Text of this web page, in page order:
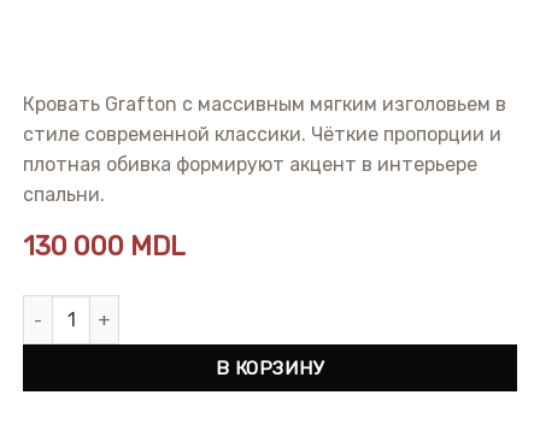
Кровать Grafton с массивным мягким изголовьем в
стиле современной классики. Чёткие пропорции и
плотная обивка формируют акцент в интерьере
спальни.
130 000 MDL
Количество товара Кровать Grafton
В КОРЗИНУ